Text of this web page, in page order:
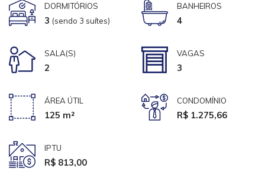
DORMITÓRIOS
3 (sendo 3 suítes)
BANHEIROS
4
SALA(S)
2
VAGAS
3
ÁREA ÚTIL
125 m²
CONDOMÍNIO
R$ 1.275,66
IPTU
R$ 813,00